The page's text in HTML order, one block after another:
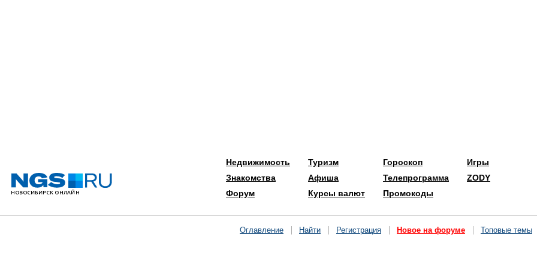
Недвижимость
Знакомства
Форум
Туризм
Афиша
Курсы валют
Гороскоп
Телепрограмма
Промокоды
Игры
ZODY
Оглавление Найти Регистрация Новое на форуме Топовые темы